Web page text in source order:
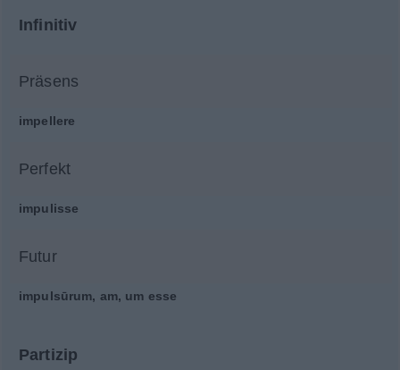
Infinitiv
Präsens
impellere
Perfekt
impulisse
Futur
impulsūrum, am, um esse
Partizip